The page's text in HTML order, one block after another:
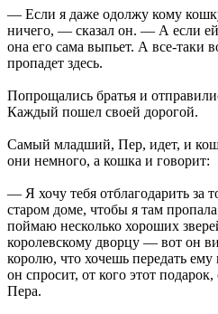
— Если я даже одолжу кому
ничего, — сказал он. — А если
она его сама выпьет. А все-таки
пропадет здесь.
Попрощались братья и
Каждый пошел своей дорогой.
Самый младший, Пер, идет, и
они немного, а кошка и говорит:
— Я хочу тебя отблагодарить за
старом доме, чтобы я там
поймаю несколько хороших
королевскому дворцу — вот он
королю, что хочешь передать
он спросит, от кого этот
Пера.